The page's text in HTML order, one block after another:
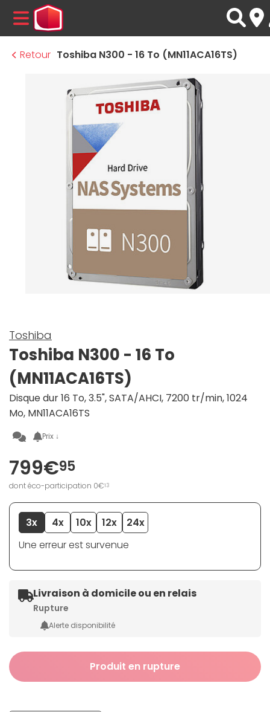
MENU
Retour Toshiba N300 - 16 To (MN11ACA16TS)
Toshiba
Toshiba N300 - 16 To
(MN11ACA16TS)
Disque dur 16 To, 3.5", SATA/AHCI, 7200 tr/min, 1024
Mo, MN11ACA16TS
Prix ↓
799€95
dont éco-participation 0€13
3x 4x 10x 12x
24x
Une erreur est survenue
Livraison à domicile ou en relais
Rupture
Alerte disponibilité
Produit en rupture